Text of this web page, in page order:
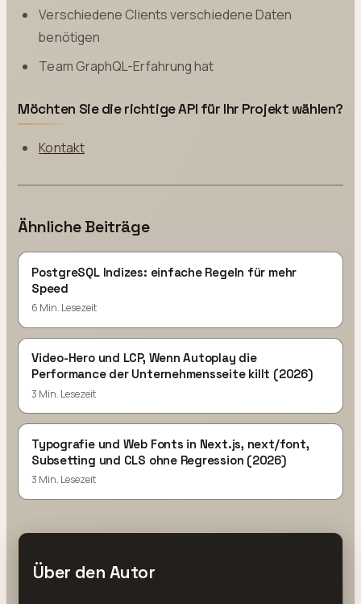
Verschiedene Clients verschiedene Daten
benötigen
Team GraphQL-Erfahrung hat
Möchten Sie die richtige API für Ihr Projekt wählen?
Kontakt
Ähnliche Beiträge
PostgreSQL Indizes: einfache Regeln für mehr
Speed
6 Min. Lesezeit
Video-Hero und LCP, Wenn Autoplay die
Performance der Unternehmensseite killt (2026)
3 Min. Lesezeit
Typografie und Web Fonts in Next.js, next/font,
Subsetting und CLS ohne Regression (2026)
3 Min. Lesezeit
Über den Autor